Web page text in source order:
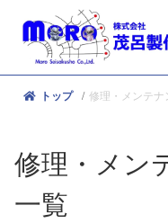
トップ 修理・メンテナ
修理・メン
一覧